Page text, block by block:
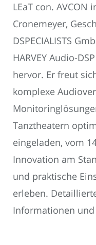
LEaT con. AVCON
Cronemeyer,
DSPECIALISTS
HARVEY Audio-
hervor. Er freut
komplexe
Tanztheatern
eingeladen, vom
Innovation am
und praktische
erleben.
Informationen